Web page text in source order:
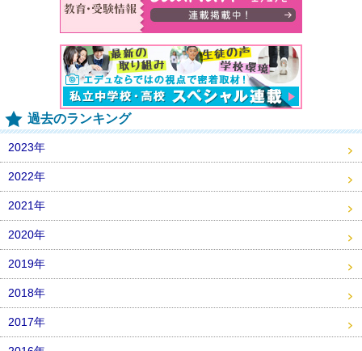
過去のランキング
2023年
2022年
2021年
2020年
2019年
2018年
2017年